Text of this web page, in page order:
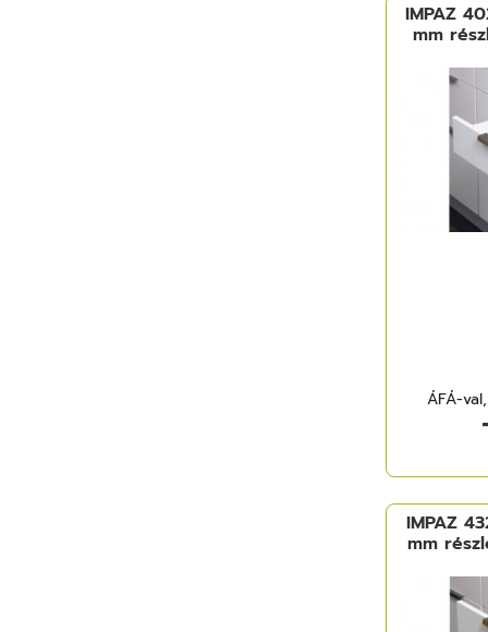
IMPAZ
mm
ÁFÁ-
IMPAZ
mm